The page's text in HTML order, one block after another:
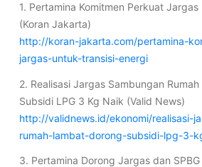
1. Pertamina Komitmen Perkuat
(Koran Jakarta)
http://koran-jakarta.com/pertamina-
jargas-untuk-transisi-energi
2. Realisasi Jargas Sambungan
Subsidi LPG 3 Kg Naik (Valid News)
http://validnews.id/ekonomi/realisasi-
rumah-lambat-dorong-subsidi-lpg-3-
3. Pertamina Dorong Jargas dan